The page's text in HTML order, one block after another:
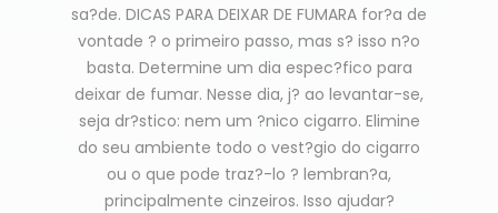
sa?de. DICAS PARA DEIXAR DE FUMARA for?a de
vontade ? o primeiro passo, mas s? isso n?o
basta. Determine um dia espec?fico para
deixar de fumar. Nesse dia, j? ao levantar-se,
seja dr?stico: nem um ?nico cigarro. Elimine
do seu ambiente todo o vest?gio do cigarro
ou o que pode traz?-lo ? lembran?a,
principalmente cinzeiros. Isso ajudar?